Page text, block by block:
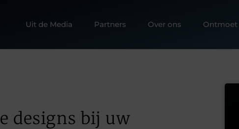
Uit de Media Partners Over ons Ontmoet
designs bij uw